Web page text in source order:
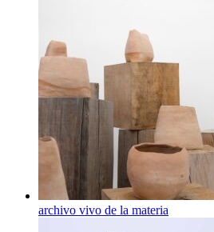
archivo vivo de la materia